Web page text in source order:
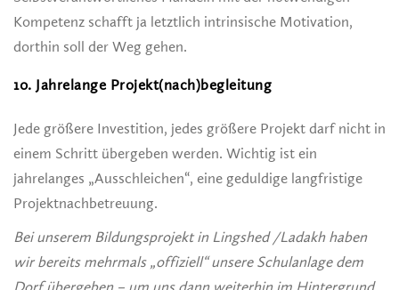
Kompetenz schafft ja letztlich intrinsische Motivation,
dorthin soll der Weg gehen.
10. Jahrelange Projekt(nach)begleitung
Jede größere Investition, jedes größere Projekt darf nicht in
einem Schritt übergeben werden. Wichtig ist ein
jahrelanges „Ausschleichen“, eine geduldige langfristige
Projektnachbetreuung.
Bei unserem Bildungsprojekt in Lingshed /Ladakh haben
wir bereits mehrmals „offiziell“ unsere Schulanlage dem
Dorf übergeben – um uns dann weiterhin im Hintergrund